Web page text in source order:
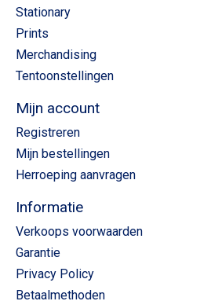
Stationary
Prints
Merchandising
Tentoonstellingen
Mijn account
Registreren
Mijn bestellingen
Herroeping aanvragen
Informatie
Verkoops voorwaarden
Garantie
Privacy Policy
Betaalmethoden